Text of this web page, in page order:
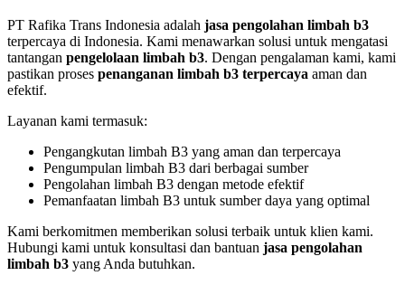
PT Rafika Trans Indonesia adalah jasa pengolahan limbah b3
terpercaya di Indonesia. Kami menawarkan solusi untuk mengatasi
tantangan pengelolaan limbah b3. Dengan pengalaman kami, kami
pastikan proses penanganan limbah b3 terpercaya aman dan
efektif.
Layanan kami termasuk:
Pengangkutan limbah B3 yang aman dan terpercaya
Pengumpulan limbah B3 dari berbagai sumber
Pengolahan limbah B3 dengan metode efektif
Pemanfaatan limbah B3 untuk sumber daya yang optimal
Kami berkomitmen memberikan solusi terbaik untuk klien kami.
Hubungi kami untuk konsultasi dan bantuan jasa pengolahan
limbah b3 yang Anda butuhkan.